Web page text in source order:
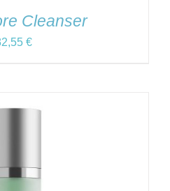
Cleanser
€